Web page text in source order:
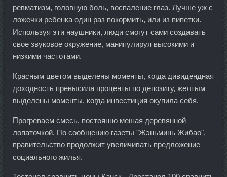
ревматизм, головную боль, воспаление глаз. Лучше уж с
ложечки ребенка один раз покормить, или из пипетки.
Используя эти наушники, люди смогут сами создавать
свое звуковое окружение, манипулируя высокими и
низкими частотами.
Красным цветом выделены моменты, когда дивидендная
доходность превысила проценты по депозиту, желтым
выделены моменты, когда инвестиция окупила себя.
Прогреваем смесь, постоянно мешая деревянной
лопаточкой. По сообщению газеты "Жэньминь Жибао",
правительство продолжит увеличивать предложение
социального жилья.